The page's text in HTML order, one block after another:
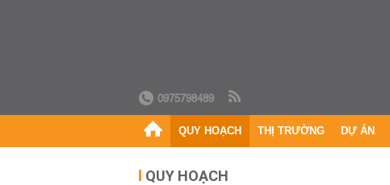
0975798489
QUY HOẠCH THỊ TRƯỜNG DỰ ÁN
QUY HOẠCH